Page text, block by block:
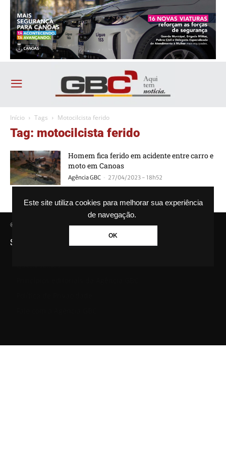
Este site utiliza cookies para melhorar sua experiência
de navegação.
OK
Início Tags Motocilcista ferido
Tag: motocilcista ferido
Homem fica ferido em acidente entre carro e
moto em Canoas
Agência GBC - 27/04/2023 - 18h52
© Agência GBC. Aqui tem notícia. Todos os direitos reservados.
SAIBA MAIS SOBRE A AGÊNCIA GBC